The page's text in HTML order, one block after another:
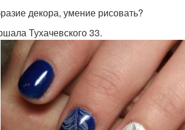
декора, умение рисовать?
Тухачевского 33.